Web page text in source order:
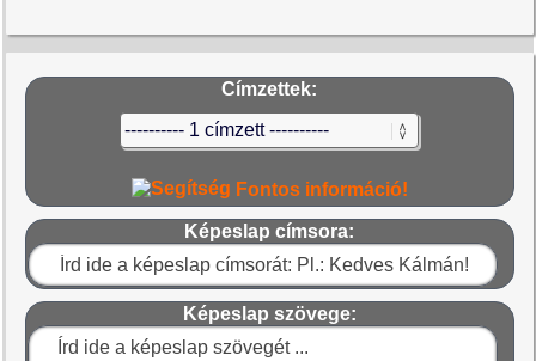
Címzettek:
Fontos információ!
Képeslap címsora:
Képeslap szövege: